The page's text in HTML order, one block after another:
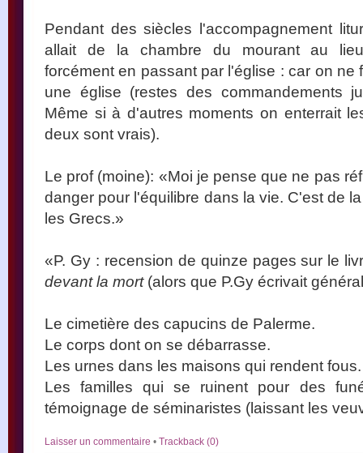
Pendant des siècles l'accompagnement
allait de la chambre du mourant au
forcément en passant par l'église : car on ne
une église (restes des commandements
Même si à d'autres moments on enterrait
deux sont vrais).
Le prof (moine): «Moi je pense que ne pas
danger pour l'équilibre dans la vie. C'est de
les Grecs.»
«P. Gy : recension de quinze pages sur le
devant la mort(alors que P.Gy écrivait
Le cimetière des capucins de Palerme.
Le corps dont on se débarrasse.
Les urnes dans les maisons qui rendent fous.
Les familles qui se ruinent pour des
témoignage de séminaristes (laissant les
Laisser un commentaire • Trackback (0)